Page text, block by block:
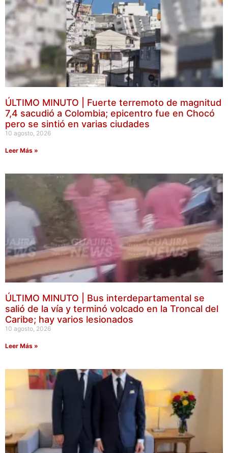
ÚLTIMO MINUTO | Fuerte terremoto de magnitud
7,4 sacudió a Colombia; epicentro fue en Chocó
pero se sintió en varias ciudades
10 agosto, 2026
Leer Más »
ÚLTIMO MINUTO | Bus interdepartamental se
salió de la vía y terminó volcado en la Troncal del
Caribe; hay varios lesionados
10 agosto, 2026
Leer Más »